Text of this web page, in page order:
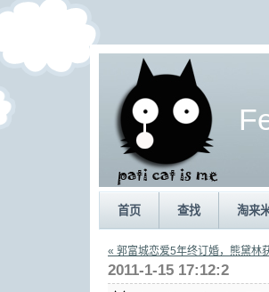
首页 查找 淘来
« 郭富城恋爱5年终订婚，熊黛林获
2011-1-15 17:12:2